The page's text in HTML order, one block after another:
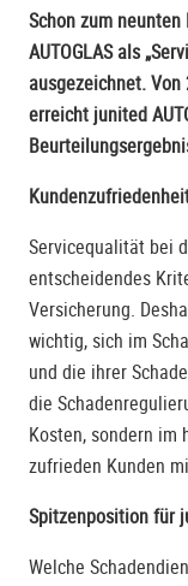
Schon zum
AUTOGLAS als
ausgezeichnet.
erreicht junited
Servicequalität bei
entscheidendes
Versicherung.
wichtig, sich im
und die ihrer
die
Kosten, sondern im
zufrieden Kunden
Spitzenposition für
Welche